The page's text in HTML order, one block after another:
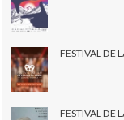
FESTIVAL DE
FESTIVAL DE